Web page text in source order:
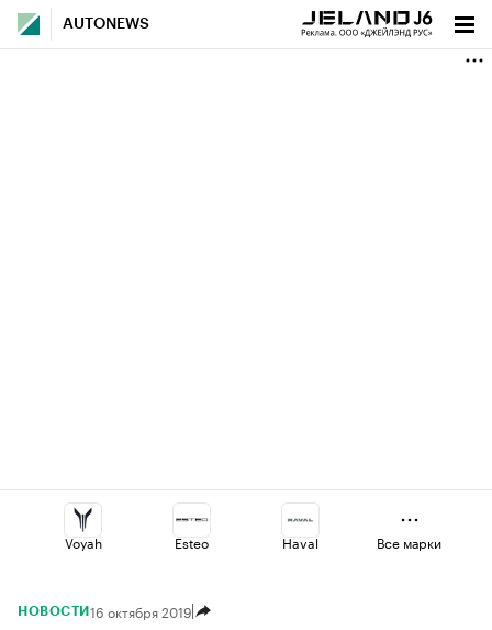
AUTONEWS
Voyah Esteo Haval
Lada Volga
Все марки
НОВОСТИ 16 октября 2019